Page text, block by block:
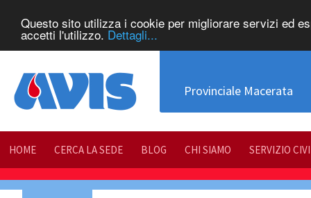
Questo sito utilizza i cookie per migliorare servizi ed
accetti l'utilizzo. Dettagli...
Provinciale Macerata
HOME CERCA LA SEDE BLOG CHI SIAMO SERVIZIO